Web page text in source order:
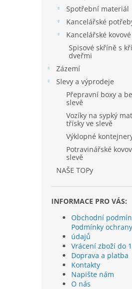
Spotřební materiál
Kancelářské
Kancelářské
Spisové skříně s
dveřmi
Zázemí
Slevy a výprodeje
Přepravní boxy a
slevě
Vozíky na sypký
třísky ve slevě
Výklopné
Potravinářské
slevě
NAŠE TOPy
INFORMACE PRO VÁS:
Obchodní
Podmínky
údajů
Vrácení zboží do
Doprava a platba
Kontakty
Napište nám
O nás